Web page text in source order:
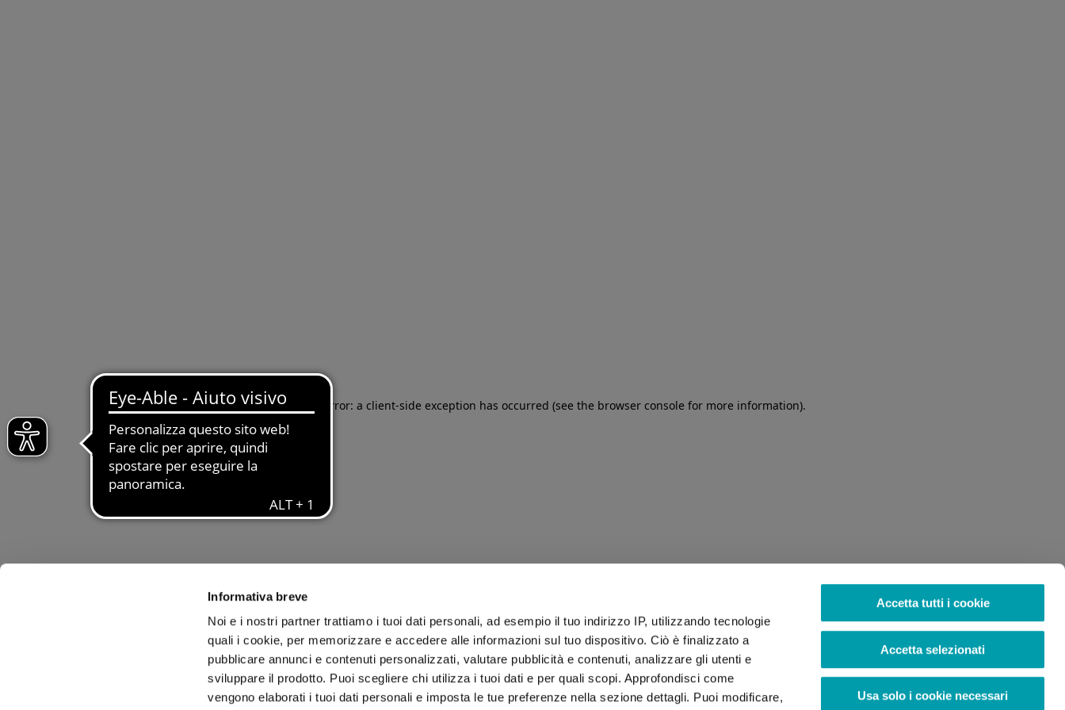
Informativa breve
Noi e i nostri partner trattiamo i tuoi dati personali, ad esempio il tuo indirizzo IP, utilizzando tecnologie
quali i cookie, per memorizzare e accedere alle informazioni sul tuo dispositivo. Ciò è finalizzato a
pubblicare annunci e contenuti personalizzati, valutare pubblicità e contenuti, analizzare gli utenti e
sviluppare il prodotto. Puoi scegliere chi utilizza i tuoi dati e per quali scopi. Approfondisci come
vengono elaborati i tuoi dati personali e imposta le tue preferenze nella sezione dettagli. Puoi modificare,
Accetta tutti i cookie
Accetta selezionati
Usa solo i cookie necessari
Application error: a client-side exception has occurred (see the browser console for more information).